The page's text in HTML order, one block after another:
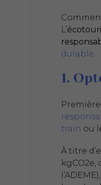
L’
durable.
1.
train ou
À titre